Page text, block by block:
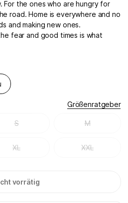
For the ones who are hungry for
road. Home is everywhere and no
and making new ones.
fear and good times is what
Größenratgeber
S M
XL XXL
vorrätig